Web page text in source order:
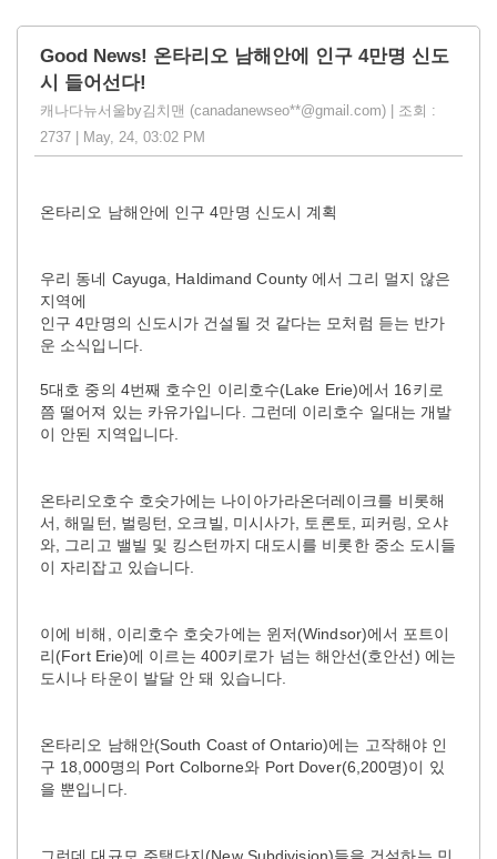
Good News! 온타리오 남해안에 인구 4만명 신도
시 들어선다!
캐나다뉴서울by김치맨 (canadanewseo**@gmail.com) | 조회 :
2737 | May, 24, 03:02 PM
온타리오 남해안에 인구 4만명 신도시 계획
우리 동네 Cayuga, Haldimand County 에서 그리 멀지 않은
지역에
인구 4만명의 신도시가 건설될 것 같다는 모처럼 듣는 반가
운 소식입니다.
5대호 중의 4번째 호수인 이리호수(Lake Erie)에서 16키로
쯤 떨어져 있는 카유가입니다. 그런데 이리호수 일대는 개발
이 안된 지역입니다.
온타리오호수 호숫가에는 나이아가라온더레이크를 비롯해
서, 해밀턴, 벌링턴, 오크빌, 미시사가, 토론토, 피커링, 오샤
와, 그리고 밸빌 및 킹스턴까지 대도시를 비롯한 중소 도시들
이 자리잡고 있습니다.
이에 비해, 이리호수 호숫가에는 윈저(Windsor)에서 포트이
리(Fort Erie)에 이르는 400키로가 넘는 해안선(호안선) 에는
도시나 타운이 발달 안 돼 있습니다.
온타리오 남해안(South Coast of Ontario)에는 고작해야 인
구 18,000명의 Port Colborne와 Port Dover(6,200명)이 있
을 뿐입니다.
그런데 대규모 주택단지(New Subdivision)들을 건설하는 민